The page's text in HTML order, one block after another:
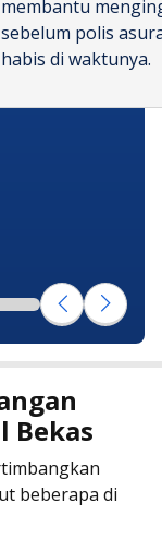
membantu
sebelum polis
habis di waktunya.
Bekas
beberapa di